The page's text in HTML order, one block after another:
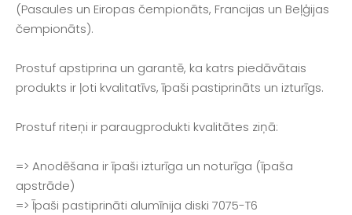
(Pasaules un Eiropas čempionāts, Francijas un Beļģijas
čempionāts).
Prostuf apstiprina un garantē, ka katrs piedāvātais
produkts ir ļoti kvalitatīvs, īpaši pastiprināts un izturīgs.
Prostuf riteņi ir paraugprodukti kvalitātes ziņā:
=> Anodēšana ir īpaši izturīga un noturīga (īpaša
apstrāde)
=> Īpaši pastiprināti alumīnija diski 7075-T6